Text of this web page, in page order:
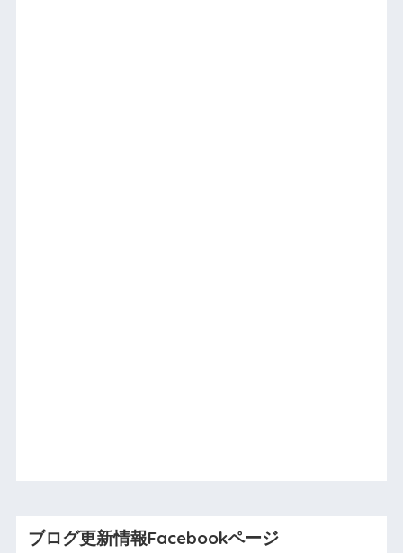
ブログ更新情報Facebookページ